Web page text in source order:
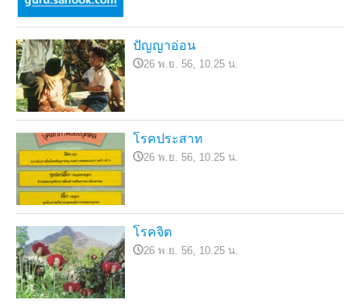
ปัญญาอ่อน
26 พ.ย. 56, 10.25 น.
โรคประสาท
26 พ.ย. 56, 10.25 น.
โรคจิต
26 พ.ย. 56, 10.25 น.